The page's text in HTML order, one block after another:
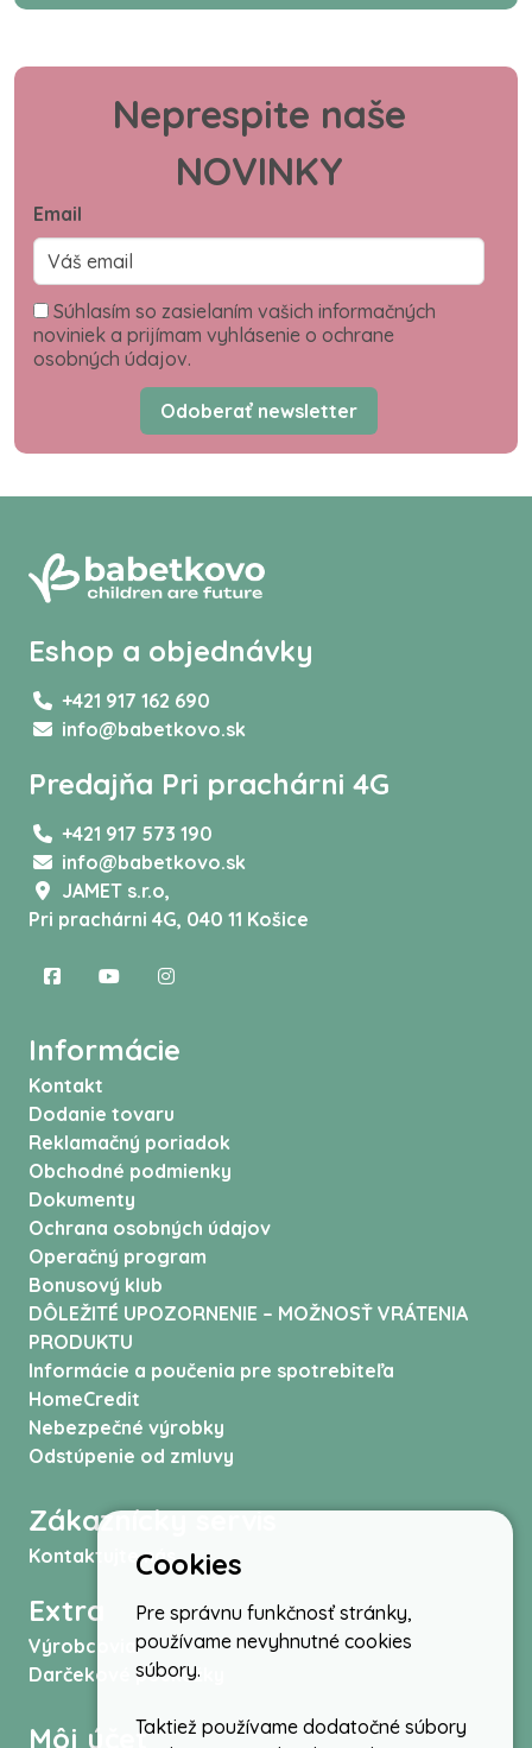
Neprespite naše
NOVINKY
Email
Súhlasím so zasielaním vašich informačných
noviniek a prijímam vyhlásenie o ochrane
osobných údajov.
Odoberať newsletter
Eshop a objednávky
+421 917 162 690
info@babetkovo.sk
Predajňa Pri prachárni 4G
+421 917 573 190
info@babetkovo.sk
JAMET s.r.o,
Pri prachárni 4G, 040 11 Košice
Informácie
Kontakt
Dodanie tovaru
Reklamačný poriadok
Obchodné podmienky
Dokumenty
Ochrana osobných údajov
Operačný program
Bonusový klub
DÔLEŽITÉ UPOZORNENIE – MOŽNOSŤ VRÁTENIA
PRODUKTU
Informácie a poučenia pre spotrebiteľa
HomeCredit
Nebezpečné výrobky
Odstúpenie od zmluvy
Zákaznícky servis
Kontaktujte nás
Extra
Výrobcovia
Darčekové poukážky
Môj účet
Cookies
Pre správnu funkčnosť stránky,
používame nevyhnutné cookies
súbory.
Taktiež používame dodatočné súbory